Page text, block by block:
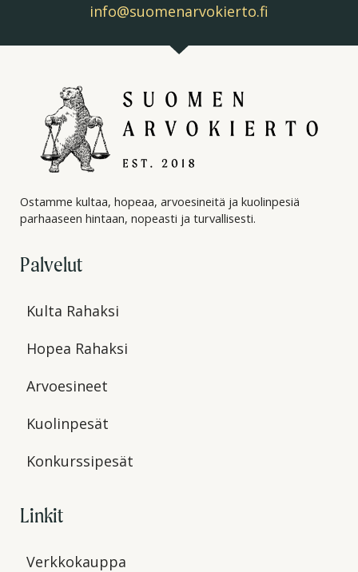
info@suomenarvokierto.fi
Ostamme kultaa, hopeaa, arvoesineitä ja kuolinpesiä
parhaaseen hintaan, nopeasti ja turvallisesti.
Palvelut
Kulta Rahaksi
Hopea Rahaksi
Arvoesineet
Kuolinpesät
Konkurssipesät
Linkit
Verkkokauppa